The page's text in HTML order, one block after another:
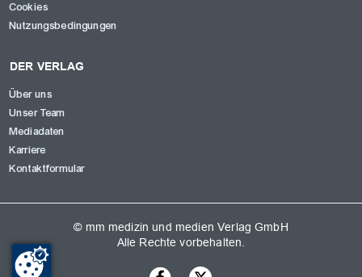
Cookies
Nutzungsbedingungen
DER VERLAG
Über uns
Unser Team
Mediadaten
Karriere
Kontaktformular
© mm medizin und medien Verlag GmbH
Alle Rechte vorbehalten.